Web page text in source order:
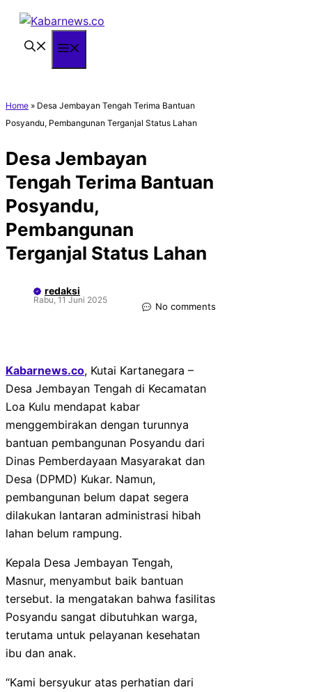
Langsung
Home » Desa Jembayan Tengah Terima Bantuan
Posyandu, Pembangunan Terganjal Status Lahan
Desa Jembayan
Tengah Terima Bantuan
Posyandu,
Pembangunan
Terganjal Status Lahan
redaksi
Rabu, 11 Juni 2025
No comments
Kabarnews.co, Kutai Kartanegara –
Desa Jembayan Tengah di Kecamatan
Loa Kulu mendapat kabar
menggembirakan dengan turunnya
bantuan pembangunan Posyandu dari
Dinas Pemberdayaan Masyarakat dan
Desa (DPMD) Kukar. Namun,
pembangunan belum dapat segera
dilakukan lantaran administrasi hibah
lahan belum rampung.
Kepala Desa Jembayan Tengah,
Masnur, menyambut baik bantuan
tersebut. Ia mengatakan bahwa fasilitas
Posyandu sangat dibutuhkan warga,
terutama untuk pelayanan kesehatan
ibu dan anak.
“Kami bersyukur atas perhatian dari